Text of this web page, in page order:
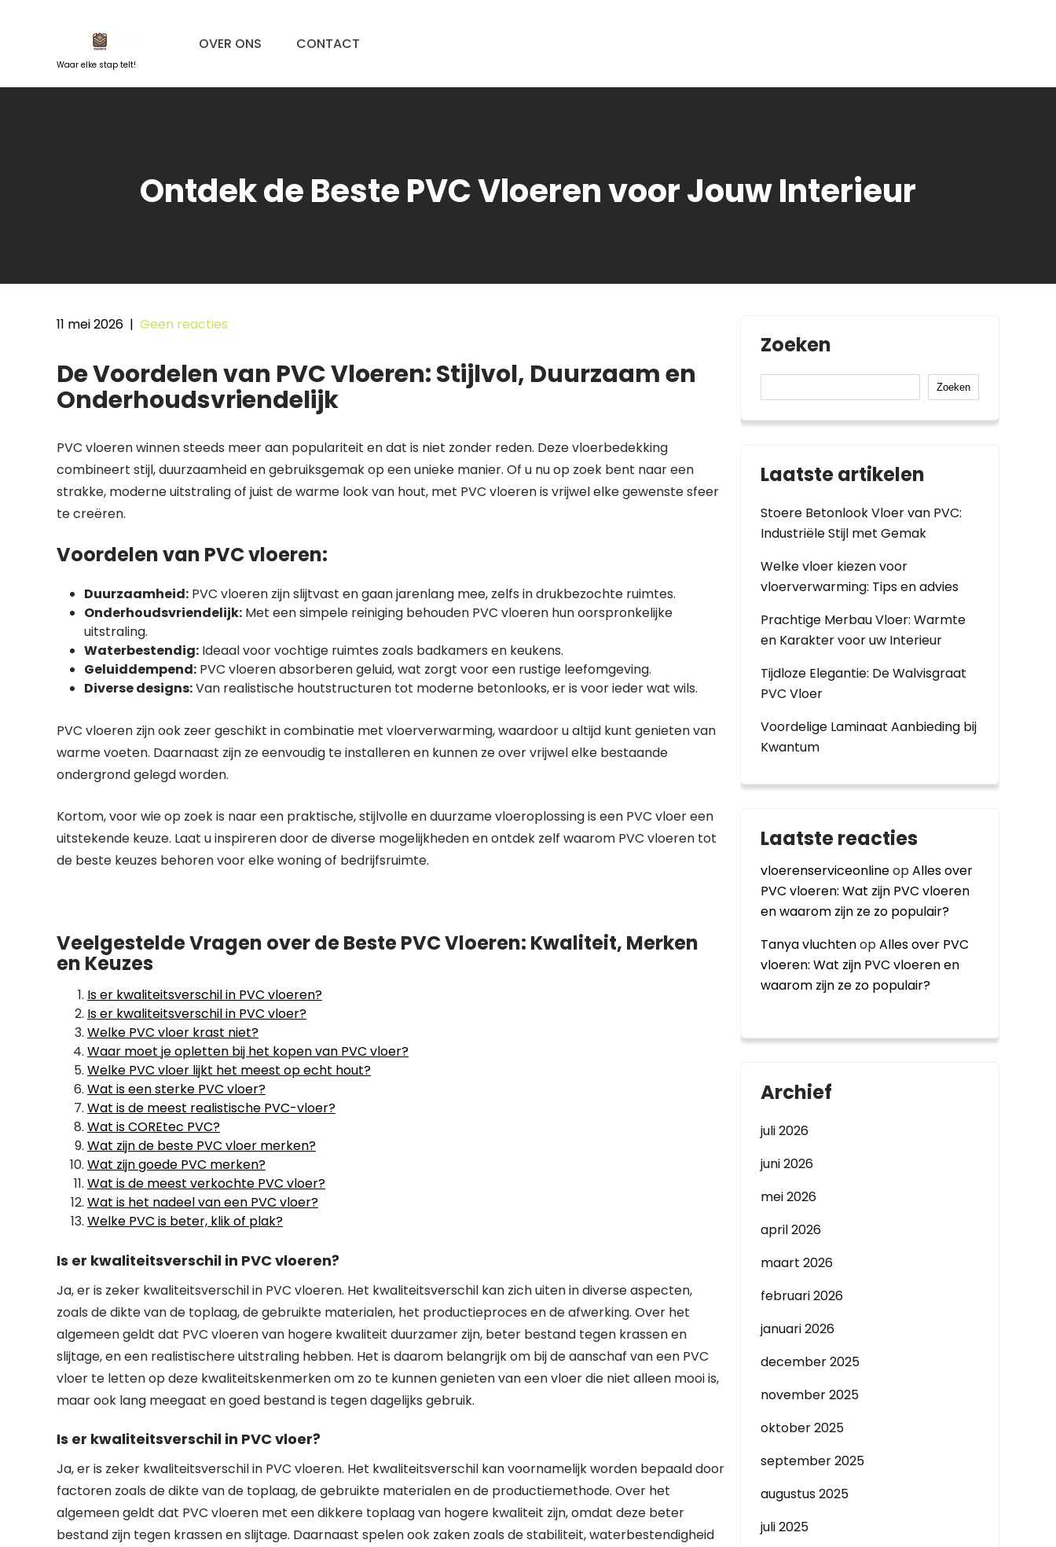
Waar elke stap telt!
OVER ONS CONTACT
Ontdek de Beste PVC Vloeren voor Jouw Interieur
11 mei 2026 | Geen reacties
De Voordelen van PVC Vloeren: Stijlvol, Duurzaam en
Onderhoudsvriendelijk
PVC vloeren winnen steeds meer aan populariteit en dat is niet zonder reden. Deze vloerbedekking
combineert stijl, duurzaamheid en gebruiksgemak op een unieke manier. Of u nu op zoek bent naar een
strakke, moderne uitstraling of juist de warme look van hout, met PVC vloeren is vrijwel elke gewenste sfeer
te creëren.
Voordelen van PVC vloeren:
Duurzaamheid: PVC vloeren zijn slijtvast en gaan jarenlang mee, zelfs in drukbezochte ruimtes.
Onderhoudsvriendelijk: Met een simpele reiniging behouden PVC vloeren hun oorspronkelijke
uitstraling.
Waterbestendig: Ideaal voor vochtige ruimtes zoals badkamers en keukens.
Geluiddempend: PVC vloeren absorberen geluid, wat zorgt voor een rustige leefomgeving.
Diverse designs:Van realistische houtstructuren tot moderne betonlooks, er is voor ieder wat wils.
PVC vloeren zijn ook zeer geschikt in combinatie met vloerverwarming, waardoor u altijd kunt genieten van
warme voeten. Daarnaast zijn ze eenvoudig te installeren en kunnen ze over vrijwel elke bestaande
ondergrond gelegd worden.
Kortom, voor wie op zoek is naar een praktische, stijlvolle en duurzame vloeroplossing is een PVC vloer een
uitstekende keuze. Laat u inspireren door de diverse mogelijkheden en ontdek zelf waarom PVC vloeren tot
de beste keuzes behoren voor elke woning of bedrijfsruimte.
Veelgestelde Vragen over de Beste PVC Vloeren: Kwaliteit, Merken
en Keuzes
Is er kwaliteitsverschil in PVC vloeren?
Is er kwaliteitsverschil in PVC vloer?
Welke PVC vloer krast niet?
Waar moet je opletten bij het kopen van PVC vloer?
Welke PVC vloer lijkt het meest op echt hout?
Wat is een sterke PVC vloer?
Wat is de meest realistische PVC-vloer?
Wat is COREtec PVC?
Wat zijn de beste PVC vloer merken?
Wat zijn goede PVC merken?
Wat is de meest verkochte PVC vloer?
Wat is het nadeel van een PVC vloer?
Welke PVC is beter, klik of plak?
Is er kwaliteitsverschil in PVC vloeren?
Ja, er is zeker kwaliteitsverschil in PVC vloeren. Het kwaliteitsverschil kan zich uiten in diverse aspecten,
zoals de dikte van de toplaag, de gebruikte materialen, het productieproces en de afwerking. Over het
algemeen geldt dat PVC vloeren van hogere kwaliteit duurzamer zijn, beter bestand tegen krassen en
slijtage, en een realistischere uitstraling hebben. Het is daarom belangrijk om bij de aanschaf van een PVC
vloer te letten op deze kwaliteitskenmerken om zo te kunnen genieten van een vloer die niet alleen mooi is,
maar ook lang meegaat en goed bestand is tegen dagelijks gebruik.
Is er kwaliteitsverschil in PVC vloer?
Ja, er is zeker kwaliteitsverschil in PVC vloeren. Het kwaliteitsverschil kan voornamelijk worden bepaald door
factoren zoals de dikte van de toplaag, de gebruikte materialen en de productiemethode. Over het
algemeen geldt dat PVC vloeren met een dikkere toplaag van hogere kwaliteit zijn, omdat deze beter
bestand zijn tegen krassen en slijtage. Daarnaast spelen ook zaken zoals de stabiliteit, waterbestendigheid
Zoeken
Zoeken
Laatste artikelen
Stoere Betonlook Vloer van PVC:
Industriële Stijl met Gemak
Welke vloer kiezen voor
vloerverwarming: Tips en advies
Prachtige Merbau Vloer: Warmte
en Karakter voor uw Interieur
Tijdloze Elegantie: De Walvisgraat
PVC Vloer
Voordelige Laminaat Aanbieding bij
Kwantum
Laatste reacties
vloerenserviceonlineopAlles over
PVC vloeren: Wat zijn PVC vloeren
en waarom zijn ze zo populair?
Tanya vluchtenopAlles over PVC
vloeren: Wat zijn PVC vloeren en
waarom zijn ze zo populair?
Archief
juli 2026
juni 2026
mei 2026
april 2026
maart 2026
februari 2026
januari 2026
december 2025
november 2025
oktober 2025
september 2025
augustus 2025
juli 2025